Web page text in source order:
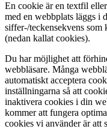
En cookie är en textfil
med en webbplats läggs i
siffer-/teckensekvens som
(nedan kallat cookies).
Du har möjlighet att
webbläsare. Många
automatiskt acceptera
inställningarna så att
inaktivera cookies i din
kommer att fungera
cookies vi använder är att